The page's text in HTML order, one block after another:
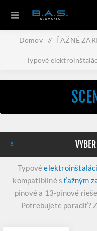
Domov / ŤAŽNÉ
Typové
Typové
kompatibilné sťažným
pinové a 13-pinové
Potrebujete poradiť?